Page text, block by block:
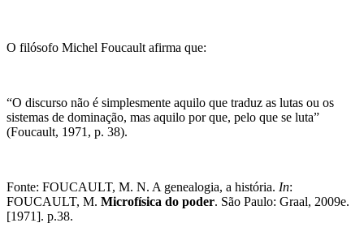
O filósofo Michel Foucault afirma que:
“O discurso não é simplesmente aquilo que traduz as lutas ou os
sistemas de dominação, mas aquilo por que, pelo que se luta”
(Foucault, 1971, p. 38).
​Fonte: FOUCAULT, M. N. A genealogia, a história. In:
FOUCAULT, M. Microfísica do poder. São Paulo: Graal, 2009e.
[1971]. p.38.